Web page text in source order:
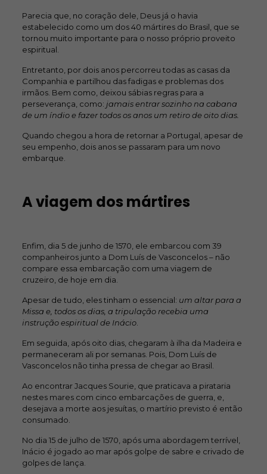
Parecia que, no coração dele, Deus já o havia
estabelecido como um dos 40 mártires do Brasil, que se
tornou muito importante para o nosso próprio proveito
espiritual.
Entretanto, por dois anos percorreu todas as casas da
Companhia e partilhou das fadigas e problemas dos
irmãos. Bem como, deixou sábias regras para a
perseverança, como: jamais entrar sozinho na cabana
de um índio e fazer todos os anos um retiro de oito dias.
Quando chegou a hora de retornar a Portugal, apesar de
seu empenho, dois anos se passaram para um novo
embarque.
A viagem dos mártires
Enfim, dia 5 de junho de 1570, ele embarcou com 39
companheiros junto a Dom Luís de Vasconcelos – não
compare essa embarcação com uma viagem de
cruzeiro, de hoje em dia.
Apesar de tudo, eles tinham o essencial: um altar para a
Missa e, todos os dias, a tripulação recebia uma
instrução espiritual de Inácio.
Em seguida, após oito dias, chegaram à ilha da Madeira e
permaneceram ali por semanas. Pois, Dom Luís de
Vasconcelos não tinha pressa de chegar ao Brasil.
Ao encontrar Jacques Sourie, que praticava a pirataria
nestes mares com cinco embarcações de guerra, e,
desejava a morte aos jesuítas, o martírio previsto é então
consumado.
No dia 15 de julho de 1570, após uma abordagem terrível,
Inácio é jogado ao mar após golpe de sabre e crivado de
golpes de lança.